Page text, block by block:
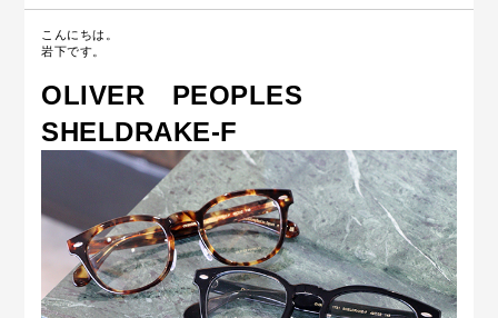
こんにちは。
岩下です。
OLIVER PEOPLES
SHELDRAKE-F